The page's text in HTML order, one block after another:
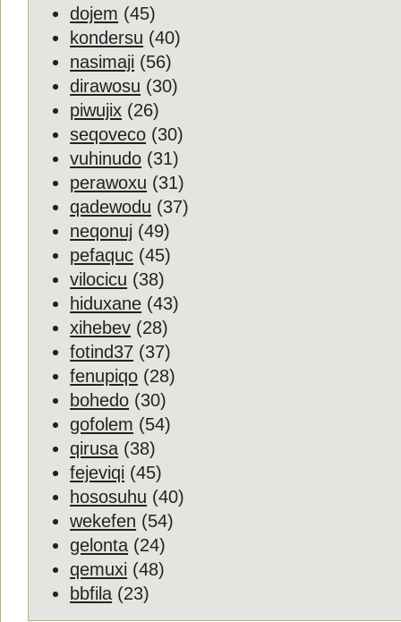
dojem (45)
kondersu (40)
nasimaji (56)
dirawosu (30)
piwujix (26)
seqoveco (30)
vuhinudo (31)
perawoxu (31)
qadewodu (37)
neqonuj (49)
pefaquc (45)
vilocicu (38)
hiduxane (43)
xihebev (28)
fotind37 (37)
fenupiqo (28)
bohedo (30)
gofolem (54)
qirusa (38)
fejeviqi (45)
hososuhu (40)
wekefen (54)
gelonta (24)
qemuxi (48)
bbfila (23)